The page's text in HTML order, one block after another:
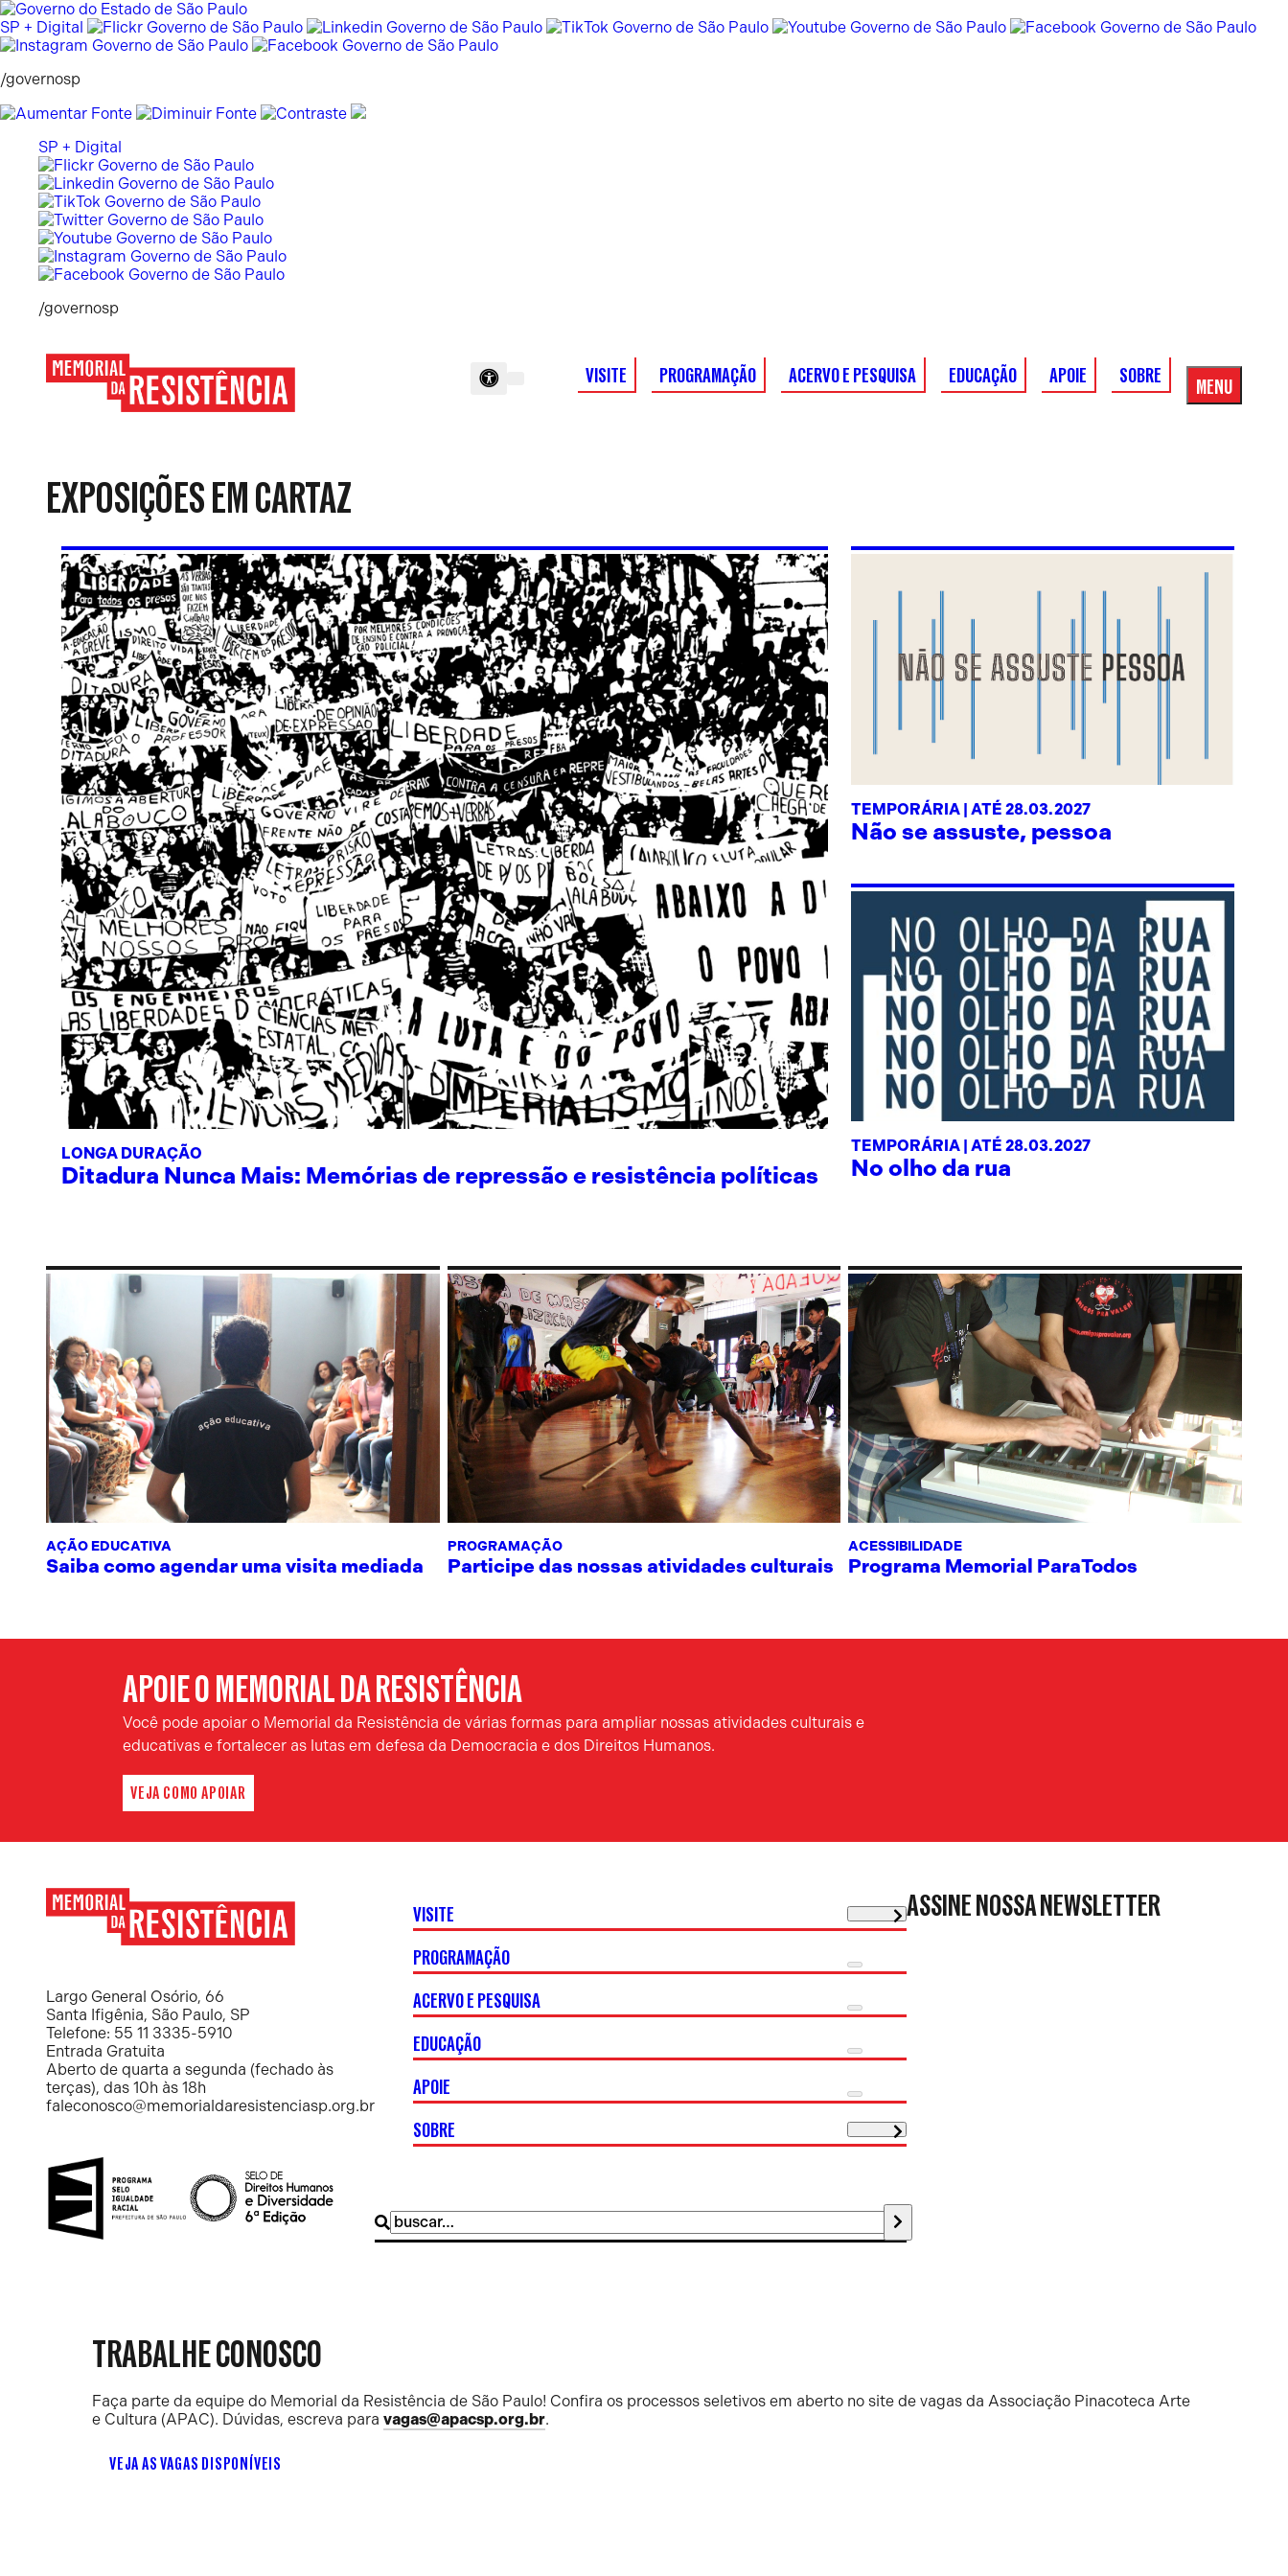
Pular
para
o
SP + Digital
/governosp
SP + Digital
/governosp
VISITE PROGRAMAÇÃO ACERVO E PESQUISA EDUCAÇÃO APOIE SOBRE MENU
Menu
EXPOSIÇÕES EM CARTAZ
LONGA DURAÇÃO
Ditadura Nunca Mais: Memórias de repressão e resistência políticas
TEMPORÁRIA | ATÉ 28.03.2027
Não se assuste, pessoa
TEMPORÁRIA | ATÉ 28.03.2027
No olho da rua
AÇÃO EDUCATIVA
Saiba como agendar uma visita mediada
PROGRAMAÇÃO
Participe das nossas atividades culturais
ACESSIBILIDADE
Programa Memorial ParaTodos
APOIE O MEMORIAL DA RESISTÊNCIA
Você pode apoiar o Memorial da Resistência de várias formas para ampliar nossas atividades culturais e
educativas e fortalecer as lutas em defesa da Democracia e dos Direitos Humanos.
VEJA COMO APOIAR
Resistência
Largo General Osório, 66
Santa Ifigênia, São Paulo, SP
Telefone: 55 11 3335-5910
Entrada Gratuita
Aberto de quarta a segunda (fechado às
terças), das 10h às 18h
faleconosco@memorialdaresistenciasp.org.br
Buscar
por:
VISITE
PROGRAMAÇÃO
ACERVO E PESQUISA
EDUCAÇÃO
APOIE
SOBRE
ASSINE NOSSA NEWSLETTER
TRABALHE CONOSCO
Faça parte da equipe do Memorial da Resistência de São Paulo! Confira os processos seletivos em aberto no site de vagas da Associação Pinacoteca Arte
e Cultura (APAC). Dúvidas, escreva para vagas@apacsp.org.br.
VEJA AS VAGAS DISPONÍVEIS